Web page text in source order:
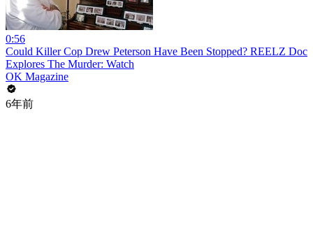
0:56
Could Killer Cop Drew Peterson Have Been Stopped? REELZ Doc
Explores The Murder: Watch
OK Magazine
6年前